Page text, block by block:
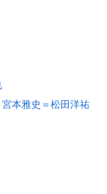
宮本雅史＝松田洋祐